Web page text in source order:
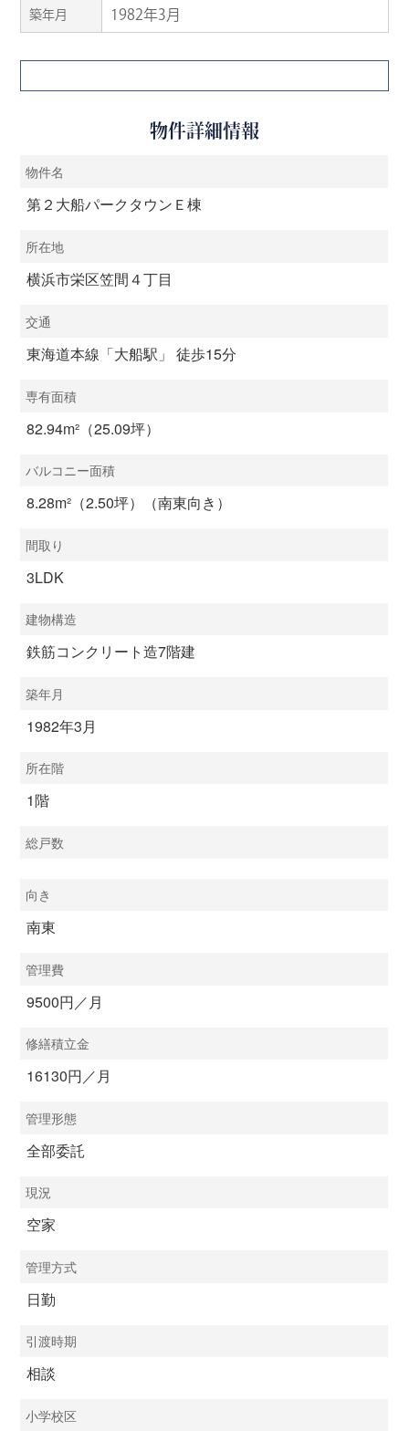
築年月 1982年3月
物件詳細情報
物件名
第２大船パークタウンＥ棟
所在地
横浜市栄区笠間４丁目
交通
東海道本線「大船駅」 徒歩15分
専有面積
82.94m²（25.09坪）
バルコニー面積
8.28m²（2.50坪）（南東向き）
間取り
3LDK
建物構造
鉄筋コンクリート造7階建
築年月
1982年3月
所在階
1階
総戸数
向き
南東
管理費
9500円／月
修繕積立金
16130円／月
管理形態
全部委託
現況
空家
管理方式
日勤
引渡時期
相談
小学校区